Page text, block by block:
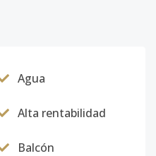
Agua
Alta rentabilidad
Balcón